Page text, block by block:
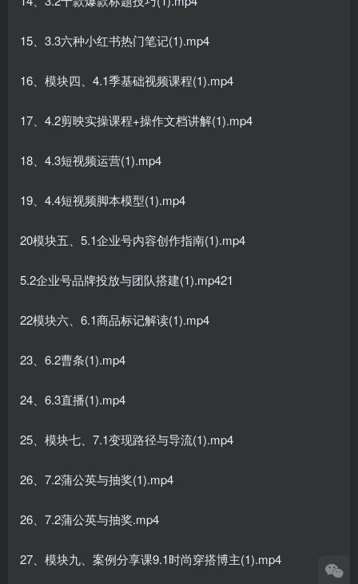
15、3.3六种小红书热门笔记(1).mp4
16、模块四、4.1季基础视频课程(1).mp4
17、4.2剪映实操课程+操作文档讲解(1).mp4
18、4.3短视频运营(1).mp4
19、4.4短视频脚本模型(1).mp4
20模块五、5.1企业号内容创作指南(1).mp4
5.2企业号品牌投放与团队搭建(1).mp421
22模块六、6.1商品标记解读(1).mp4
23、6.2曹条(1).mp4
24、6.3直播(1).mp4
25、模块七、7.1变现路径与导流(1).mp4
26、7.2蒲公英与抽奖(1).mp4
26、7.2蒲公英与抽奖.mp4
27、模块九、案例分享课9.1时尚穿搭博主(1).mp4